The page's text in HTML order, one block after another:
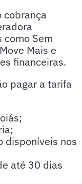
cobrança
como Sem
Mais e
financeiras.
pagar a tarifa
disponíveis nos
até 30 dias